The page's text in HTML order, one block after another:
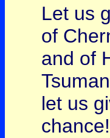
Let us
of
and of
let us